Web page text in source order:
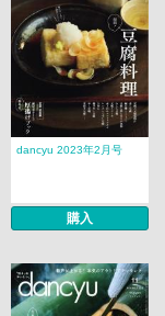
dancyu 2023年2月号
購入